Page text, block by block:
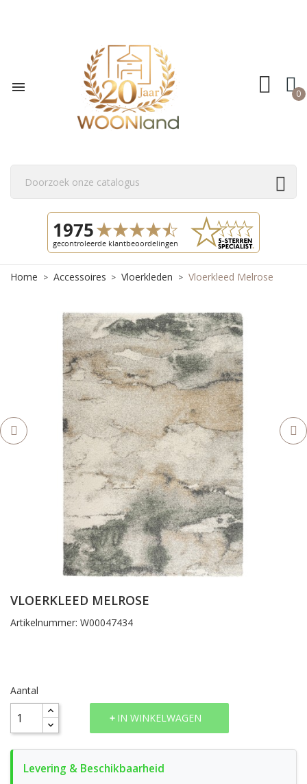
 0
Home Accessoires Vloerkleden Vloerkleed Melrose
VLOERKLEED MELROSE
Artikelnummer: W00047434
Aantal
IN WINKELWAGEN